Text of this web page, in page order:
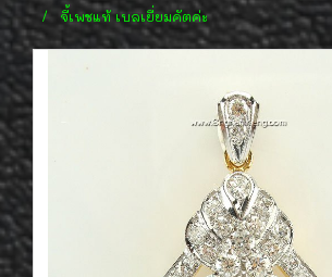
จี้เพชแท้ เบลเยี่ยมคัตค่ะ